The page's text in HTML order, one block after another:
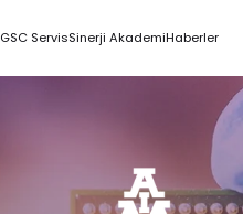
GSC ServisSinerji AkademiHaberler